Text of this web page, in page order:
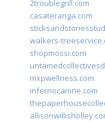
2troublegrill.com
casateranga.com
walkers-
shopmossi.com
mxpwellness.com
infernocanine.com